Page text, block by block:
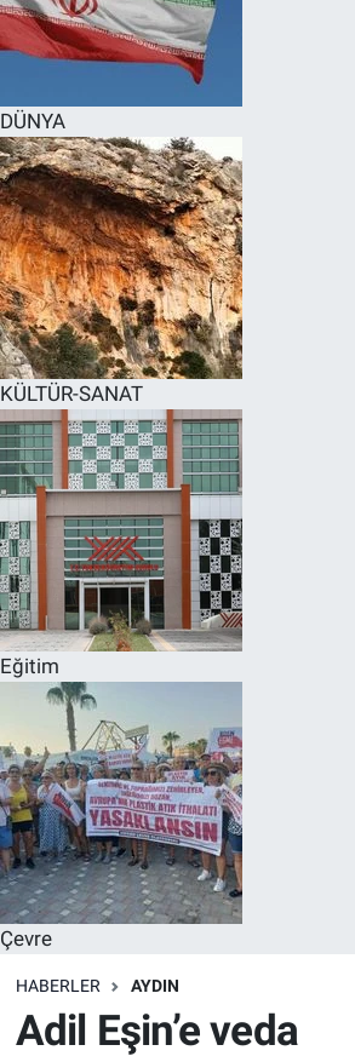
DÜNYA
KÜLTÜR-SANAT
Eğitim
Çevre
HABERLER AYDIN
Adil Eşin’e veda